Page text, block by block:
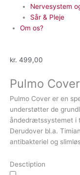
Nervesystem
Sår & Pleje
Om os?
kr. 499,00
Pulmo Cover
Pulmo Cover er en
understøtter de
åndedrætssystemet i
Derudover bl.a.
antibakteriel og
Desctiption